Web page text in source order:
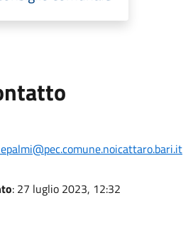
: 27 luglio 2023, 12:32